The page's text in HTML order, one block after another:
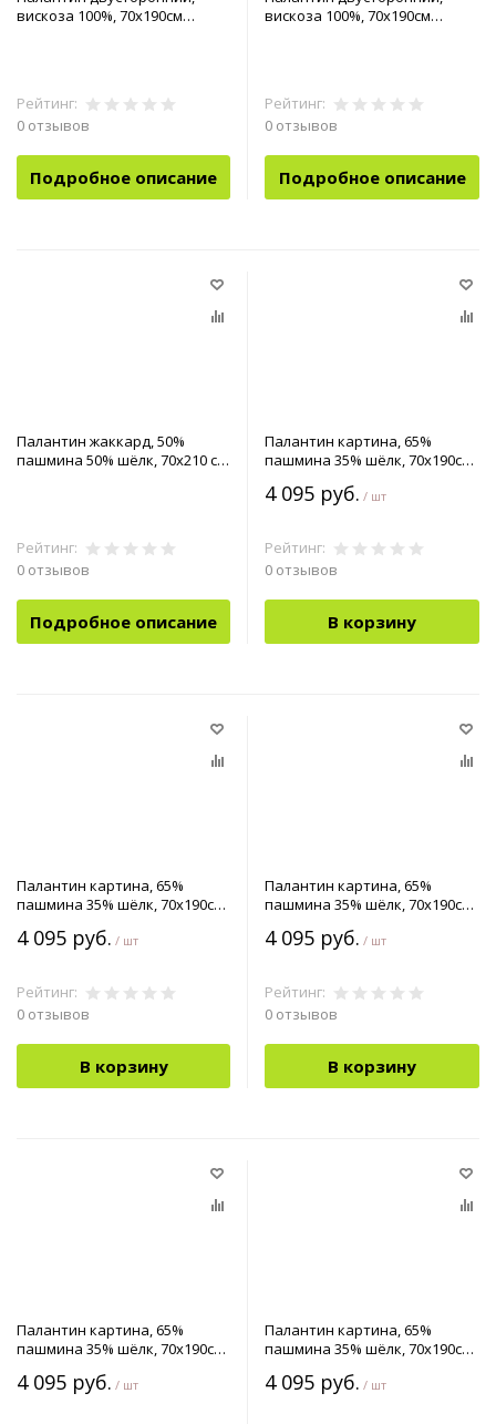
вискоза 100%, 70х190см
Рейтинг:
0 отзывов
Подробное описание
вискоза 100%, 70х190см
Рейтинг:
0 отзывов
Подробное описание
Палантин жаккард, 50%
пашмина 50% шёлк, 70х210 см
Рейтинг:
0 отзывов
Подробное описание
Палантин картина, 65%
пашмина 35% шёлк, 70x190см
4 095 руб. / шт
Рейтинг:
0 отзывов
В корзину
Палантин картина, 65%
пашмина 35% шёлк, 70x190см
4 095 руб. / шт
Рейтинг:
0 отзывов
В корзину
Палантин картина, 65%
пашмина 35% шёлк, 70x190см
4 095 руб. / шт
Рейтинг:
0 отзывов
В корзину
Палантин картина, 65%
пашмина 35% шёлк, 70x190см
4 095 руб. / шт
Палантин картина, 65%
пашмина 35% шёлк, 70x190см
4 095 руб. / шт